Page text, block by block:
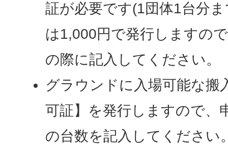
証が必要です(1団体1台分
は1,000円で発行しますの
の際に記入してください。
グラウンドに入場可能な搬
可証】を発行しますので、
の台数を記入してください